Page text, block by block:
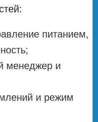
питанием,
менеджер и
и режим